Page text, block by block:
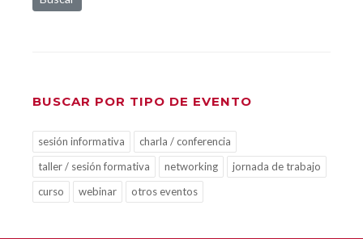
BUSCAR POR TIPO DE EVENTO
sesión informativa
charla / conferencia
taller / sesión formativa
networking
jornada de trabajo
curso
webinar otros eventos